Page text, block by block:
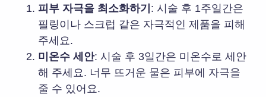
피부 자극을 최소화하기 : 시술 후 1주일간은
필링이나 스크럽 같은 자극적인 제품을 피해
주세요.
미온수 세안: 시술 후 3일간은 미온수로 세안
해 주세요. 너무 뜨거운 물은 피부에 자극을
줄 수 있어요.